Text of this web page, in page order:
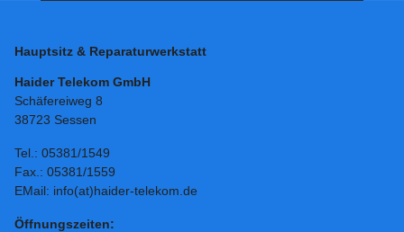
Hauptsitz & Reparaturwerkstatt
Haider Telekom GmbH
Schäfereiweg 8
38723 Sessen
Tel.: 05381/1549
Fax.: 05381/1559
EMail: info(at)haider-telekom.de
Öffnungszeiten: